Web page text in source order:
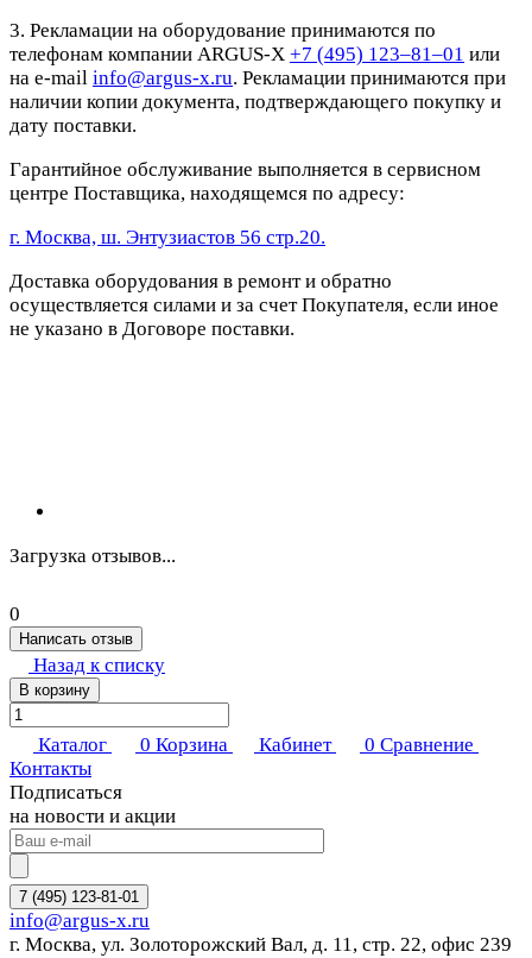
3. Рекламации на оборудование принимаются по
телефонам компании ARGUS-X +7 (495) 123–81–01 или
на e-mail info@argus-x.ru. Рекламации принимаются при
наличии копии документа, подтверждающего покупку и
дату поставки.
Гарантийное обслуживание выполняется в сервисном
центре Поставщика, находящемся по адресу:
г. Москва, ш. Энтузиастов 56 стр.20.
Доставка оборудования в ремонт и обратно
осуществляется силами и за счет Покупателя, если иное
не указано в Договоре поставки.
Загрузка отзывов...
0
Написать отзыв
Назад к списку
В корзину
Каталог 0 Корзина Кабинет 0 Сравнение
Контакты
Подписаться
на новости и акции
7 (495) 123-81-01
info@argus-x.ru
г. Москва, ул. Золоторожский Вал, д. 11, стр. 22, офис 239